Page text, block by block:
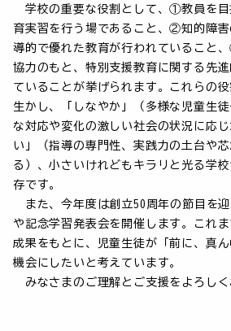
学校の重要な役割として、①教員を目
育実習を行う場であること、②知的障
導的で優れた教育が行われていること
協力のもと、特別支援教育に関する先
ていることが挙げられます。これらの
生かし、「しなやか」（多様な児童生
な対応や変化の激しい社会の状況に応
い」（指導の専門性、実践力の土台や
る）、小さいけれどもキラリと光る学
存です。
また、今年度は創立50周年の節目を
や記念学習発表会を開催します。これ
成果をもとに、児童生徒が「前に、真
機会にしたいと考えています。
みなさまのご理解とご支援をよろしく